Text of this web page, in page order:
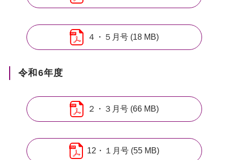
４・５月号 (18 MB)
令和6年度
２・３月号 (66 MB)
12・１月号 (55 MB)